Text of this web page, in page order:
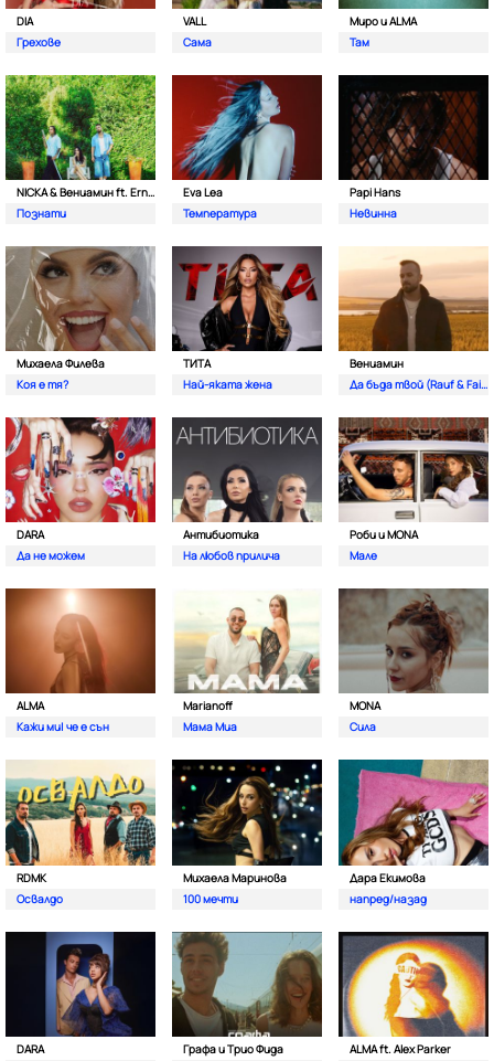
DIA
Грехове
VALL
Сама
Миро и ALMA
Там
NICKA & Вениамин ft. Ernesto Valenzuela
Познати
Eva Lea
Температура
Papi Hans
Невинна
Михаела Филева
Коя е тя?
ТИТА
Най-яката жена
Вениамин
Да бъда твой (Rauf & Faik)
DARA
Да не можем
Антибиотика
На любов прилича
Роби и MONA
Мале
ALMA
Кажи ми| че е сън
Marianoff
Мама Миа
MONA
Сила
RDMK
Освалдо
Михаела Маринова
100 мечти
Дара Екимова
напред/назад
DARA
Графа и Трио Фида
ALMA ft. Alex Parker